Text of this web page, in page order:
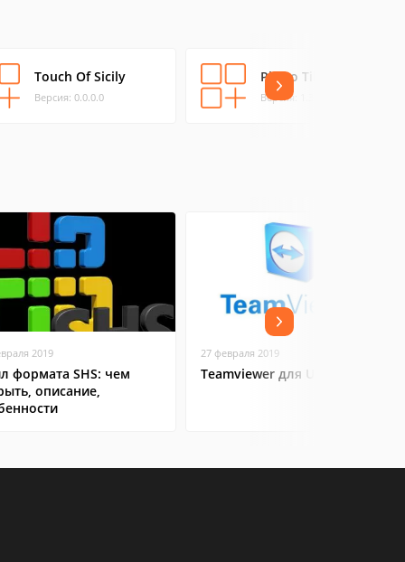
Touch Of Sicily
Версия: 0.0.0.0
Photo Tile
Версия: 1.3.0.0
2019
формата SHS: чем
описание,
27 февраля 2019
Teamviewer для Ubuntu